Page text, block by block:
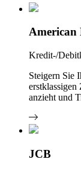
American
Kredit-/
Steigern Sie
erstklassigen
anzieht und
JCB